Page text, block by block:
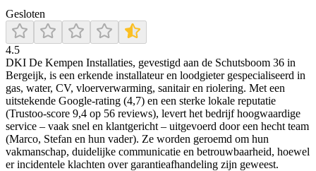
Gesloten
4.5
DKI De Kempen Installaties, gevestigd aan de Schutsboom 36 in
Bergeijk, is een erkende installateur en loodgieter gespecialiseerd in
gas, water, CV, vloerverwarming, sanitair en riolering. Met een
uitstekende Google‑rating (4,7) en een sterke lokale reputatie
(Trustoo‑score 9,4 op 56 reviews), levert het bedrijf hoogwaardige
service – vaak snel en klantgericht – uitgevoerd door een hecht team
(Marco, Stefan en hun vader). Ze worden geroemd om hun
vakmanschap, duidelijke communicatie en betrouwbaarheid, hoewel
er incidentele klachten over garantieafhandeling zijn geweest.